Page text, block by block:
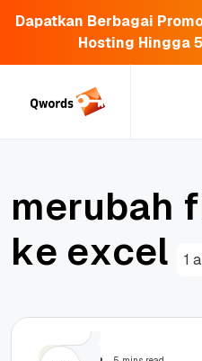
Dapatkan Berbagai
Hosting Hingga
merubah f
ke excel 1
Tutorial